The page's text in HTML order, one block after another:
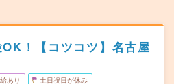
OK！【コツコツ】名古屋
あり 土日祝日が休み